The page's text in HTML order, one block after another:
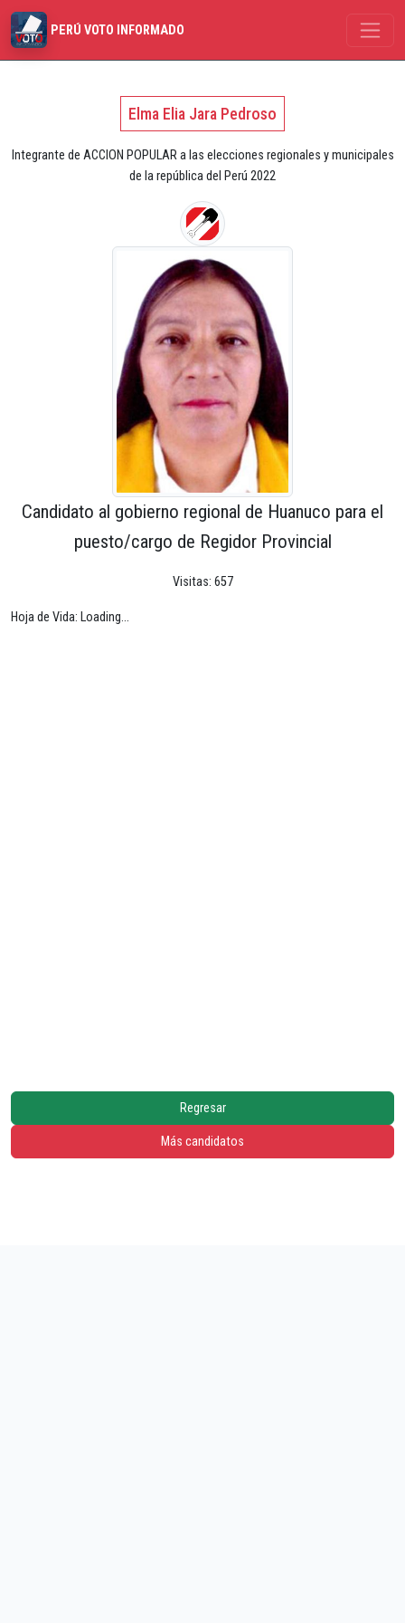
PERÚ VOTO INFORMADO
Elma Elia Jara Pedroso
Integrante de ACCION POPULAR a las elecciones regionales y municipales
de la república del Perú 2022
Candidato al gobierno regional de Huanuco para el
puesto/cargo de Regidor Provincial
Visitas: 657
Hoja de Vida: Loading...
Regresar
Más candidatos